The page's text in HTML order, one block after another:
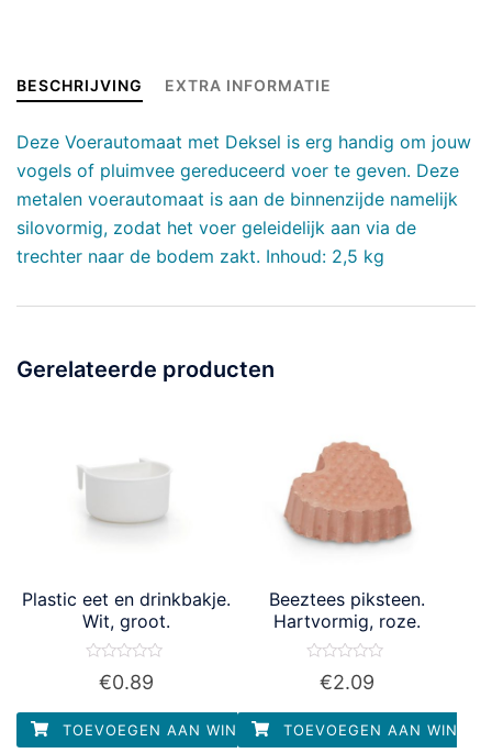
BESCHRIJVING EXTRA INFORMATIE
Deze Voerautomaat met Deksel is erg handig om jouw
vogels of pluimvee gereduceerd voer te geven. Deze
metalen voerautomaat is aan de binnenzijde namelijk
silovormig, zodat het voer geleidelijk aan via de
trechter naar de bodem zakt. Inhoud: 2,5 kg
Gerelateerde producten
Plastic eet en drinkbakje.
Wit, groot.
Waardering
5
€0.89
TOEVOEGEN AAN WINKELWAGEN
Beeztees piksteen.
Hartvormig, roze.
Waardering
5
€2.09
TOEVOEGEN AAN